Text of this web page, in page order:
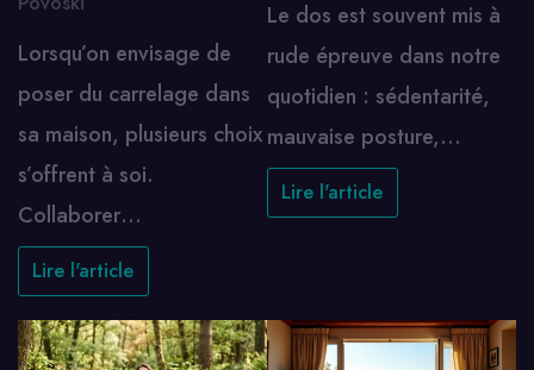
Lorsqu’on envisage de
poser du carrelage dans
sa maison, plusieurs choix
s’offrent à soi.
Collaborer…
Lire l'article
Le dos est souvent mis à
rude épreuve dans notre
quotidien : sédentarité,
mauvaise posture,…
Lire l'article